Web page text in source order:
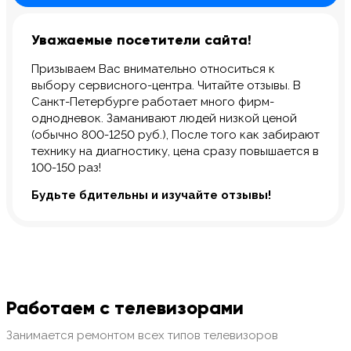
Уважаемые посетители сайта!
Призываем Вас внимательно относиться к
выбору сервисного-центра. Читайте отзывы. В
Санкт-Петербурге работает много фирм-
однодневок. Заманивают людей низкой ценой
(обычно 800-1250 руб.), После того как забирают
технику на диагностику, цена сразу повышается в
100-150 раз!
Будьте бдительны и изучайте отзывы!
Работаем с телевизорами
Занимается ремонтом всех типов телевизоров